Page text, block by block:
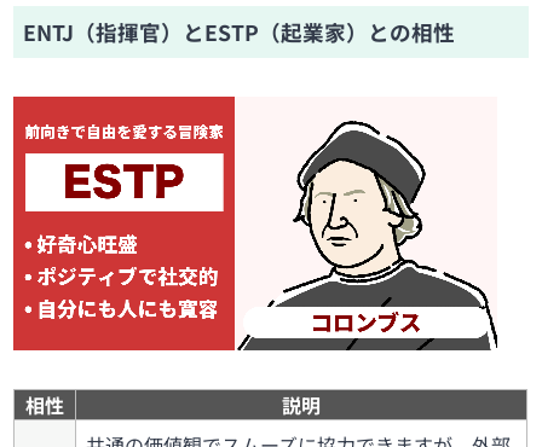
ENTJ（指揮官）とESTP（起業家）との相性
相性
説明